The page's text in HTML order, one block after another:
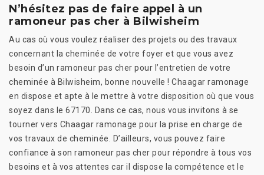
N’hésitez pas de faire appel à un
ramoneur pas cher à Bilwisheim
Au cas où vous voulez réaliser des projets ou des travaux
concernant la cheminée de votre foyer et que vous avez
besoin d’un ramoneur pas cher pour l’entretien de votre
cheminée à Bilwisheim, bonne nouvelle ! Chaagar ramonage
en dispose et apte à le mettre à votre disposition où que vous
soyez dans le 67170. Dans ce cas, nous vous invitons à se
tourner vers Chaagar ramonage pour la prise en charge de
vos travaux de cheminée. D’ailleurs, vous pouvez faire
confiance à son ramoneur pas cher pour répondre à tous vos
besoins et à vos attentes car il dispose la compétence et le